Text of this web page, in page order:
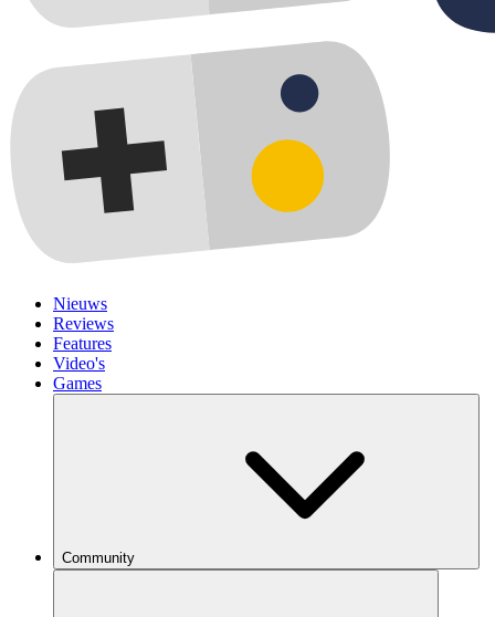
Nieuws
Reviews
Features
Video's
Games
Community